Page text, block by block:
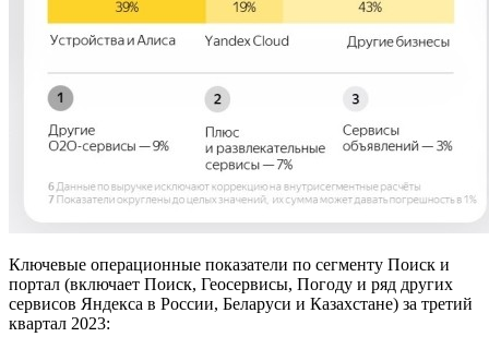
Ключевые операционные показатели по сегменту Поиск и
портал (включает Поиск, Геосервисы, Погоду и ряд других
сервисов Яндекса в России, Беларуси и Казахстане) за третий
квартал 2023: